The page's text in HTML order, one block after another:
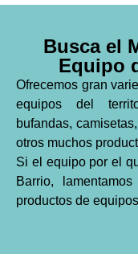
Busca el
Equipo
Ofrecemos gran
equipos del
bufandas,
otros muchos
Si el equipo por el
Barrio,
productos de